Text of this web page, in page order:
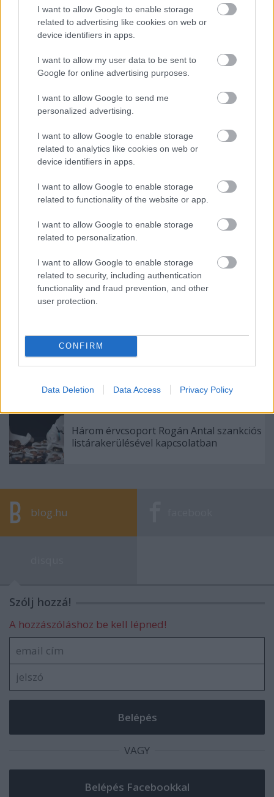
I want to allow Google to enable storage
related to advertising like cookies on web or
device identifiers in apps.
I want to allow my user data to be sent to
Google for online advertising purposes.
I want to allow Google to send me
personalized advertising.
I want to allow Google to enable storage
related to analytics like cookies on web or
device identifiers in apps.
I want to allow Google to enable storage
related to functionality of the website or app.
I want to allow Google to enable storage
related to personalization.
I want to allow Google to enable storage
related to security, including authentication
functionality and fraud prevention, and other
user protection.
CONFIRM
Data Deletion Data Access Privacy Policy
Címkék:választás Amerika választ nagy attila tibor tv vita
Donald Trump
Ajánlott bejegyzések:
Látszat és valóság
Dominancia után
Orbán a határon innen és túl
Három érvcsoport Rogán Antal szankciós
listárakerülésével kapcsolatban
blog.hu
Szólj hozzá!
A hozzászóláshoz be kell lépned!
VAGY